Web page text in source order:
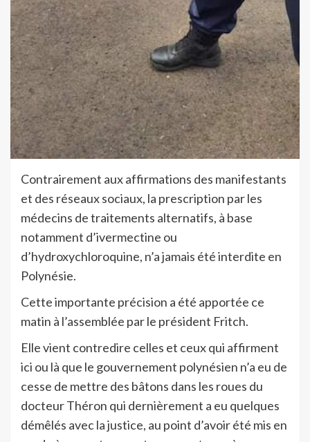
Contrairement aux affirmations des manifestants
et des réseaux sociaux, la prescription par les
médecins de traitements alternatifs, à base
notamment d’ivermectine ou
d’hydroxychloroquine, n’a jamais été interdite en
Polynésie.
Cette importante précision a été apportée ce
matin à l’assemblée par le président Fritch.
Elle vient contredire celles et ceux qui affirment
ici ou là que le gouvernement polynésien n’a eu de
cesse de mettre des bâtons dans les roues du
docteur Théron qui dernièrement a eu quelques
démêlés avec la justice, au point d’avoir été mis en